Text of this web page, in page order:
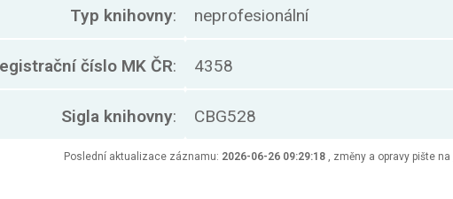
Typ knihovny: neprofesionální
číslo MK ČR: 4358
Sigla knihovny: CBG528
Poslední aktualizace záznamu: 2026-06-26 09:29:18 , změny a opravy pište na